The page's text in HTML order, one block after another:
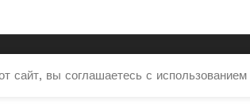
вы соглашаетесь с